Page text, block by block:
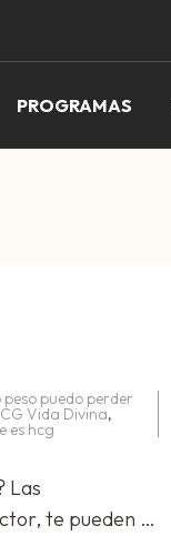
PROGRAMAS
puedo perder
Vida Divina,
es hcg
Las
te pueden …